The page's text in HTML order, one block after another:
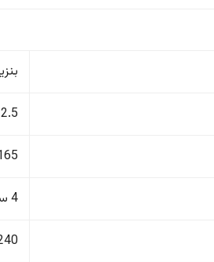
2.5
165
4 سلندر
Nm